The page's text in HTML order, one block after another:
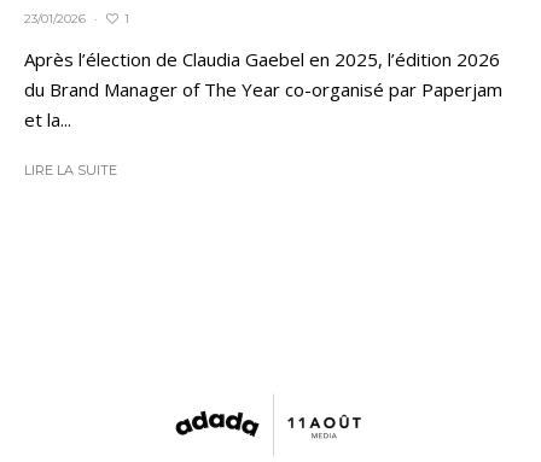
23/01/2026 · 1
Après l’élection de Claudia Gaebel en 2025, l’édition 2026
du Brand Manager of The Year co-organisé par Paperjam
et la...
LIRE LA SUITE